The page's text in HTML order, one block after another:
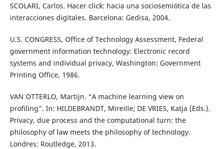
SCOLARI, Carlos. Hacer click: hacia una sociosemiótica de las
interacciones digitales. Barcelona: Gedisa, 2004.
U.S. CONGRESS, Office of Technology Assessment, Federal
government information technology: Electronic record
systems and individual privacy, Washington: Government
Printing Office, 1986.
VAN OTTERLO, Martijn. “A machine learning view on
profiling”. In: HILDEBRANDT, Mireille; DE VRIES, Katja (Eds.).
Privacy, due process and the computational turn: the
philosophy of law meets the philosophy of technology.
Londres: Routledge, 2013.